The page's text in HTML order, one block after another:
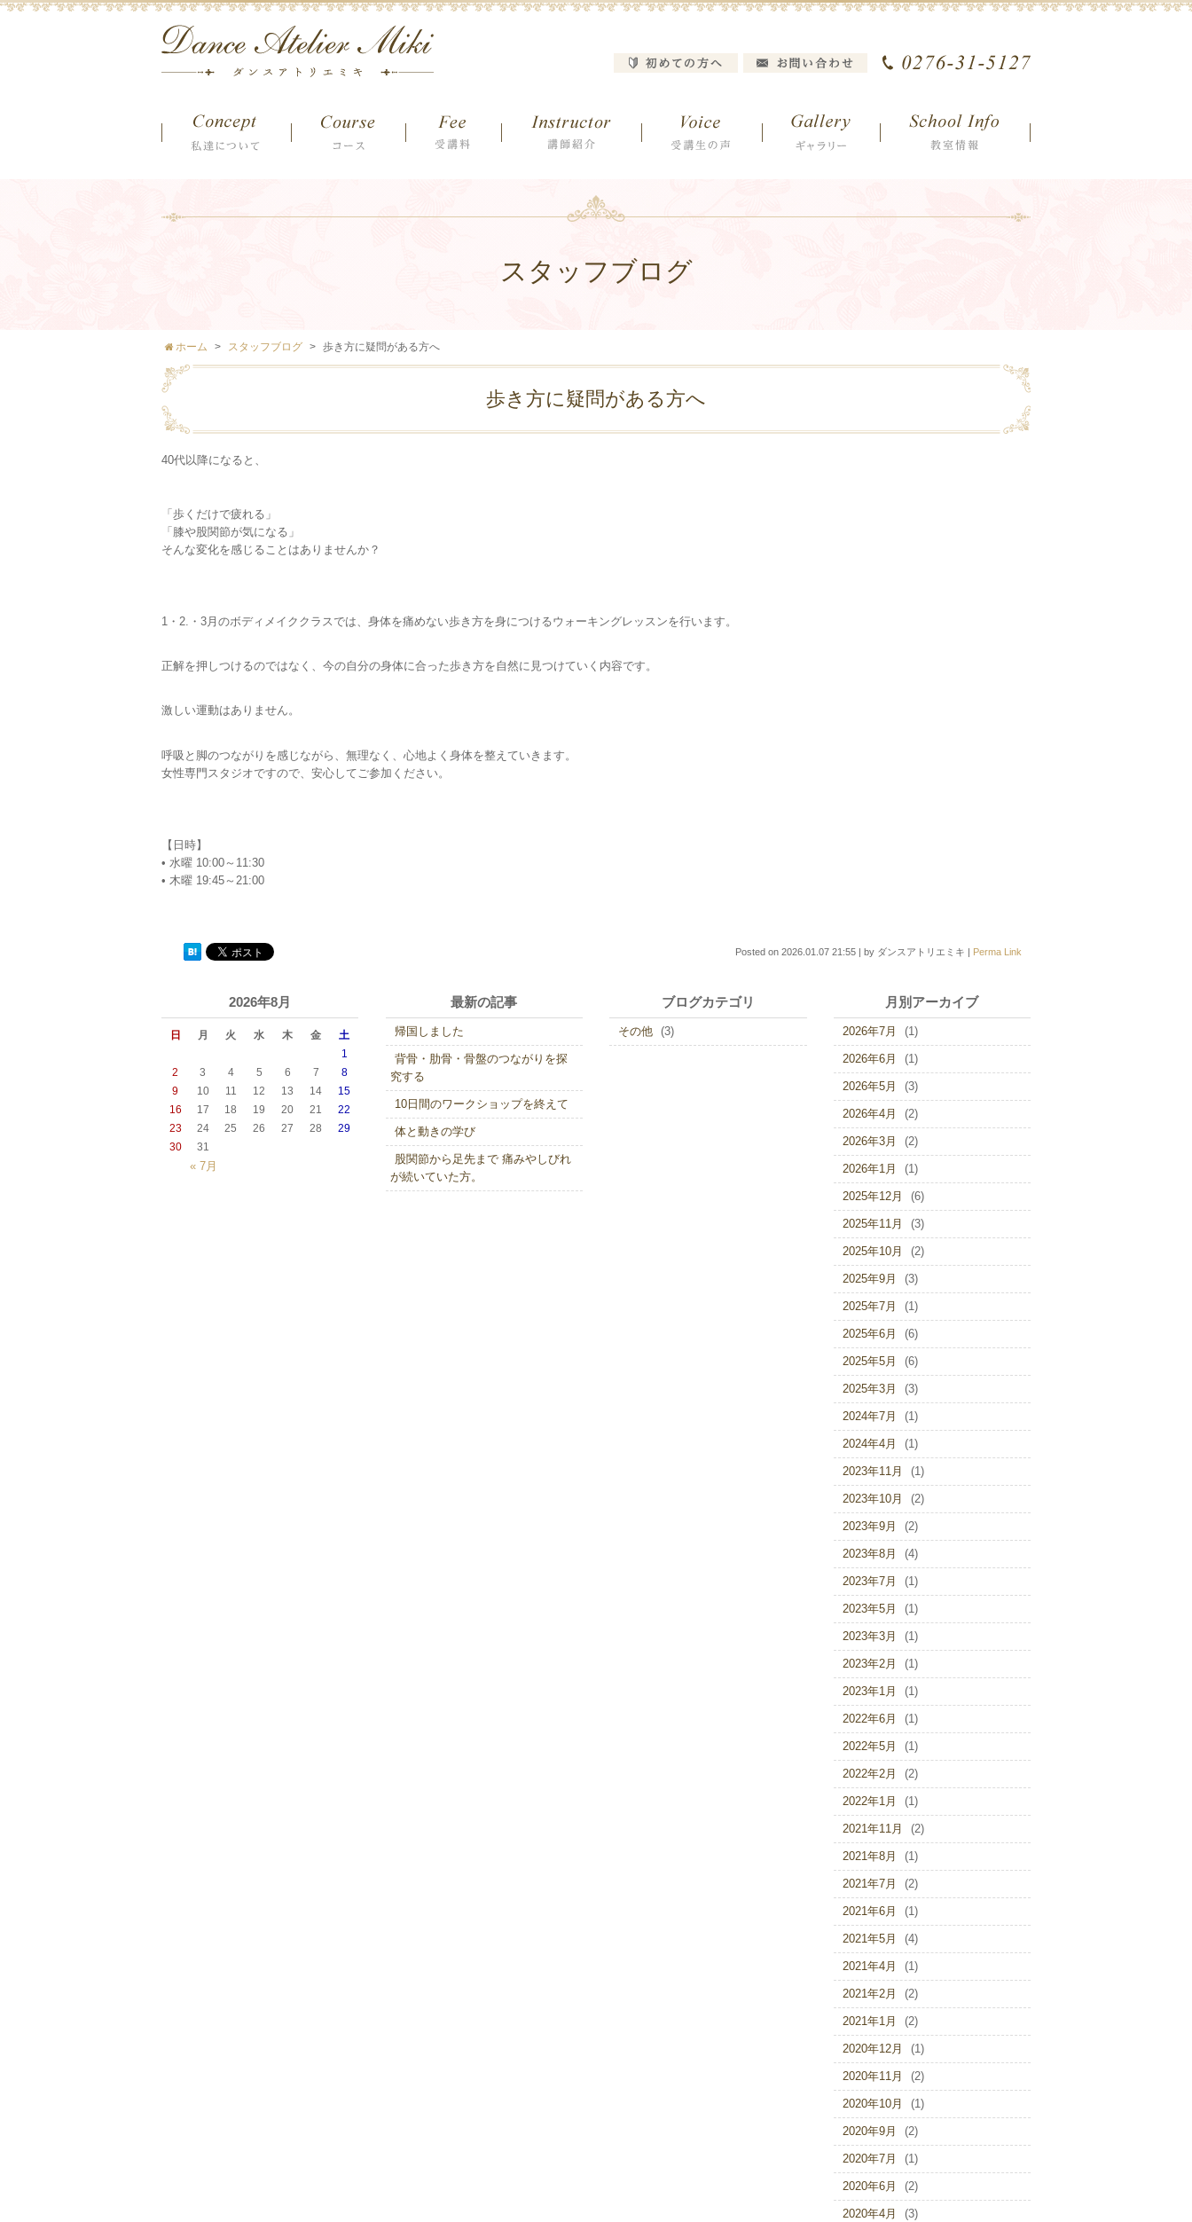
スタッフブログ
ホーム スタッフブログ 歩き方に疑問がある方へ
歩き方に疑問がある方へ
40代以降になると、
「歩くだけで疲れる」
「膝や股関節が気になる」
そんな変化を感じることはありませんか？
1・2.・3月のボディメイククラスでは、身体を痛めない歩き方を身につけるウォーキングレッスンを行います。
正解を押しつけるのではなく、今の自分の身体に合った歩き方を自然に見つけていく内容です。
激しい運動はありません。
呼吸と脚のつながりを感じながら、無理なく、心地よく身体を整えていきます。
女性専門スタジオですので、安心してご参加ください。
【日時】
• 水曜 10:00～11:30
• 木曜 19:45～21:00
Posted on 2026.01.07 21:55 | by ダンスアトリエミキ | Perma Link
2026年8月
日 月 火 水 木 金 土
« 7月
1
2
3 4 5 6 7
8
9
10 11 12 13 14
15
16
17 18 19 20 21
22
23
24 25 26 27 28
29
30
31
最新の記事
帰国しました
背骨・肋骨・骨盤のつながりを探
究する
10日間のワークショップを終えて
体と動きの学び
股関節から足先まで 痛みやしびれ
が続いていた方。
ブログカテゴリ
その他 (3)
月別アーカイブ
2026年7月 (1)
2026年6月 (1)
2026年5月 (3)
2026年4月 (2)
2026年3月 (2)
2026年1月 (1)
2025年12月 (6)
2025年11月 (3)
2025年10月 (2)
2025年9月 (3)
2025年7月 (1)
2025年6月 (6)
2025年5月 (6)
2025年3月 (3)
2024年7月 (1)
2024年4月 (1)
2023年11月 (1)
2023年10月 (2)
2023年9月 (2)
2023年8月 (4)
2023年7月 (1)
2023年5月 (1)
2023年3月 (1)
2023年2月 (1)
2023年1月 (1)
2022年6月 (1)
2022年5月 (1)
2022年2月 (2)
2022年1月 (1)
2021年11月 (2)
2021年8月 (1)
2021年7月 (2)
2021年6月 (1)
2021年5月 (4)
2021年4月 (1)
2021年2月 (2)
2021年1月 (2)
2020年12月 (1)
2020年11月 (2)
2020年10月 (1)
2020年9月 (2)
2020年7月 (1)
2020年6月 (2)
2020年4月 (3)